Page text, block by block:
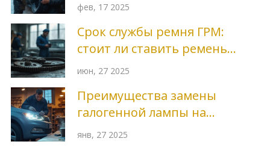
фев, 17 2025
Срок службы ремня ГРМ:
стоит ли ставить ремень
после 5 лет хранения?
июн, 27 2025
Преимущества замены
галогенной лампы на
светодиодную в автомобиле
янв, 27 2025